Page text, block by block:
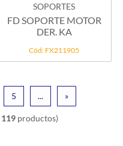
SOPORTES
FD SOPORTE MOTOR
DER. KA
Cód: FX211905
5 ... »
119productos)